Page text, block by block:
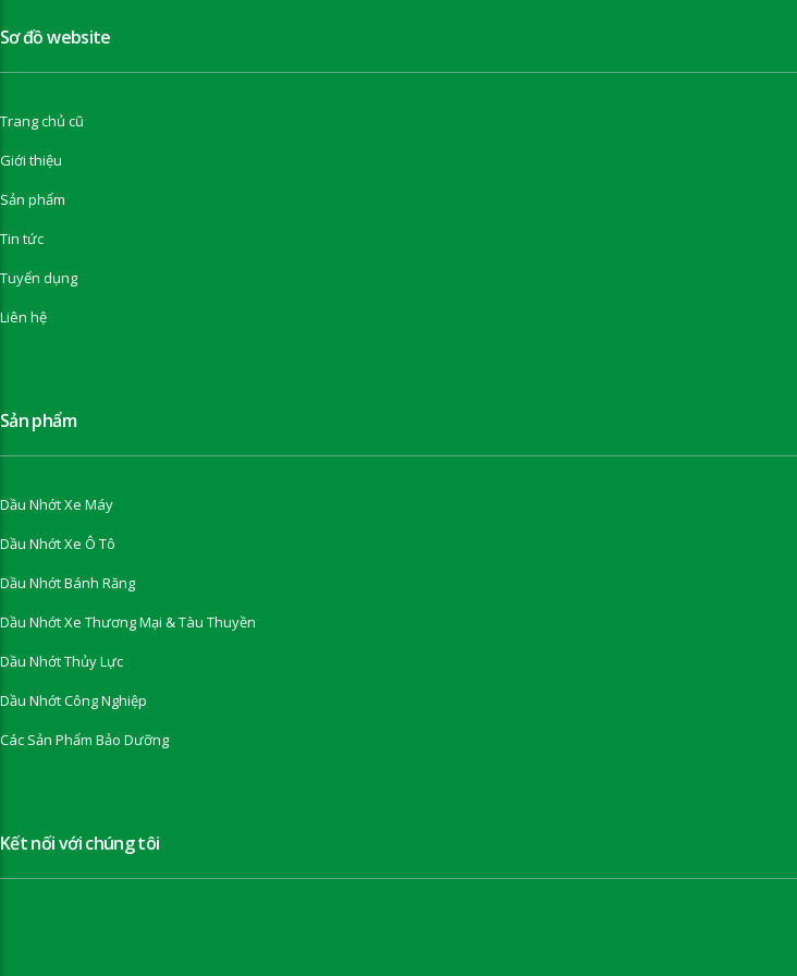
Sơ đồ website
Trang chủ cũ
Giới thiệu
Sản phẩm
Tin tức
Tuyển dụng
Liên hệ
Sản phẩm
Dầu Nhớt Xe Máy
Dầu Nhớt Xe Ô Tô
Dầu Nhớt Bánh Răng
Dầu Nhớt Xe Thương Mại & Tàu Thuyền
Dầu Nhớt Thủy Lực
Dầu Nhớt Công Nghiệp
Các Sản Phẩm Bảo Dưỡng
Kết nối với chúng tôi